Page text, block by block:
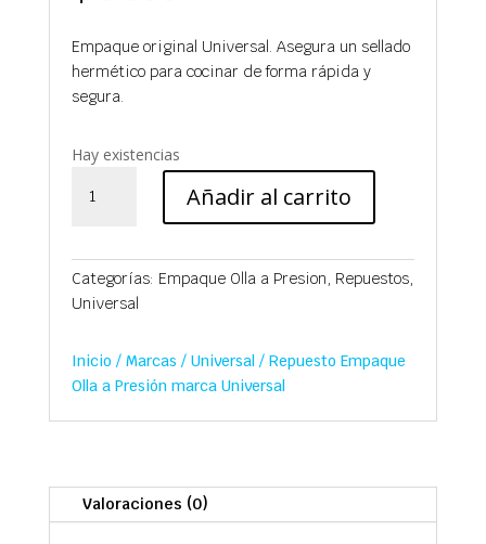
Empaque original Universal. Asegura un sellado
hermético para cocinar de forma rápida y
segura.
Hay existencias
Empaque
Presión
marca
cantidad
Añadir al carrito
Categorías: Empaque Olla a Presion, Repuestos,
Universal
Inicio / Marcas / Universal / Repuesto Empaque
Olla a Presión marca Universal
Valoraciones (0)